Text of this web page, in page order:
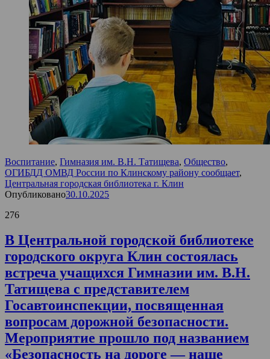
Воспитание, Гимназия им. В.Н. Татищева, Общество,
ОГИБДД ОМВД России по Клинскому району сообщает,
Центральная городская библиотека г. Клин
Опубликовано30.10.2025
276
В Центральной городской библиотеке
городского округа Клин состоялась
встреча учащихся Гимназии им. В.Н.
Татищева с представителем
Госавтоинспекции, посвященная
вопросам дорожной безопасности.
Мероприятие прошло под названием
«Безопасность на дороге — наше